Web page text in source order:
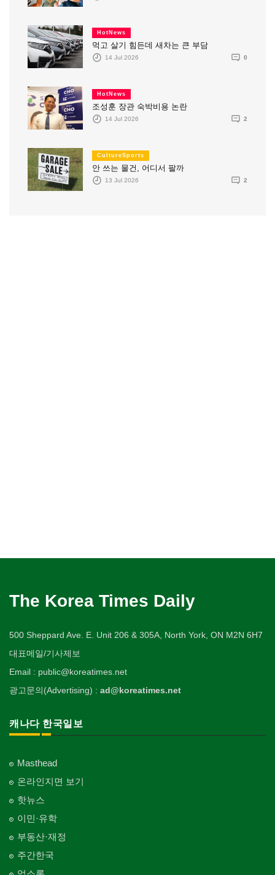
HotNews
먹고 살기 힘든데 새차는 큰 부담
14 Jul 2026 0
HotNews
조성훈 장관 숙박비용 논란
14 Jul 2026 2
CultureSports
안 쓰는 물건, 어디서 팔까
13 Jul 2026 2
The Korea Times Daily
500 Sheppard Ave. E. Unit 206 & 305A, North York, ON M2N 6H7
대표메일/기사제보
Email : public@koreatimes.net
광고문의(Advertising) : ad@koreatimes.net
캐나다 한국일보
Masthead
온라인지면 보기
핫뉴스
이민·유학
부동산·재정
주간한국